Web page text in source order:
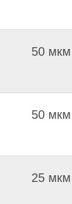
50 мкм
50 мкм
25 мкм